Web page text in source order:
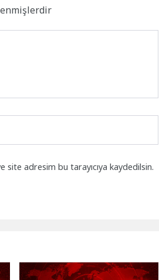
site adresim bu tarayıcıya kaydedilsin.